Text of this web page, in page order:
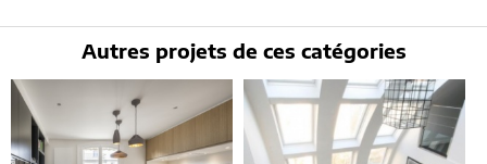
Autres projets de ces catégories